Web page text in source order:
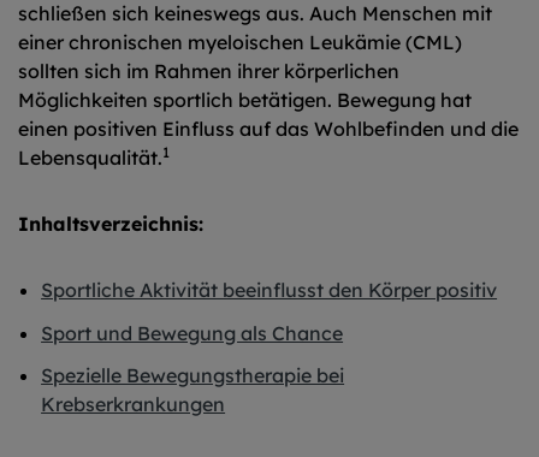
schließen sich keineswegs aus. Auch Menschen mit
einer chronischen myeloischen Leukämie (CML)
sollten sich im Rahmen ihrer körperlichen
Möglichkeiten sportlich betätigen. Bewegung hat
einen positiven Einfluss auf das Wohlbefinden und die
Lebensqualität.1
Inhaltsverzeichnis:
Sportliche Aktivität beeinflusst den Körper positiv
Sport und Bewegung als Chance
Spezielle Bewegungstherapie bei
Krebserkrankungen